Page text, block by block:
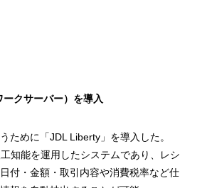
クサーバー）を導入
ために「JDL Liberty」を導入した。
工知能を運用したシステムであり、レシ
付・金額・取引内容や消費税率など仕